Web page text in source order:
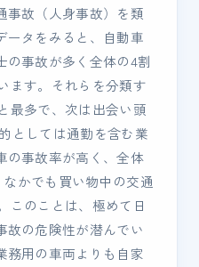
事故（人身事故）を類
ータをみると、自動車
の事故が多く全体の4割
ます。それらを分類す
最多で、次は出会い頭
としては通勤を含む業
の事故率が高く、全体
かでも買い物中の交通
このことは、極めて日
故の危険性が潜んでい
務用の車両よりも自家